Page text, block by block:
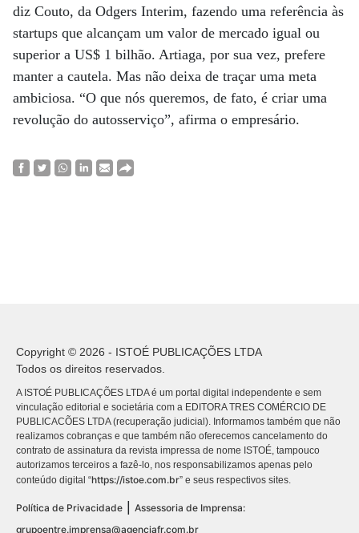
diz Couto, da Odgers Interim, fazendo uma referência às
startups que alcançam um valor de mercado igual ou
superior a US$ 1 bilhão. Artiaga, por sua vez, prefere
manter a cautela. Mas não deixa de traçar uma meta
ambiciosa. “O que nós queremos, de fato, é criar uma
revolução do autosserviço”, afirma o empresário.
Copyright © 2026 - ISTOÉ PUBLICAÇÕES LTDA
Todos os direitos reservados.
A ISTOÉ PUBLICAÇÕES LTDA é um portal digital independente e sem
vinculação editorial e societária com a EDITORA TRES COMÉRCIO DE
PUBLICACÕES LTDA (recuperação judicial). Informamos também que não
realizamos cobranças e que também não oferecemos cancelamento do
contrato de assinatura da revista impressa de nome ISTOÉ, tampouco
autorizamos terceiros a fazê-lo, nos responsabilizamos apenas pelo
conteúdo digital “https://istoe.com.br” e seus respectivos sites.
Política de Privacidade
Assessoria de Imprensa:
grupoentre.imprensa@agenciafr.com.br